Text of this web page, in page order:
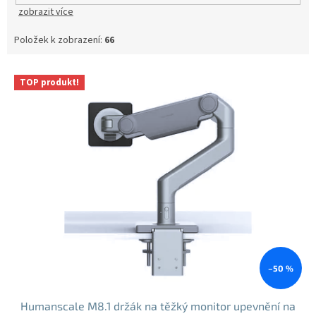
zobrazit více
Položek k zobrazení: 66
V TOP produkt!
–50 %
Humanscale M8.1 držák na těžký monitor upevnění na